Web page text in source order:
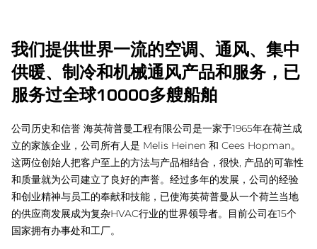
我们提供世界一流的空调、通风、集中
供暖、制冷和机械通风产品和服务，已
服务过全球10000多艘船舶
公司历史和信誉 海英荷普曼工程有限公司是一家于1965年在荷兰成
立的家族企业，公司所有人是 Melis Heinen 和 Cees Hopman。
这两位创始人把客户至上的方法与产品相结合，很快, 产品的可靠性
和质量就为公司建立了良好的声誉。经过多年的发展，公司的经验
和创业精神与员工的奉献和技能，已使海英荷普曼从一个荷兰当地
的供应商发展成为复杂HVAC行业的世界领导者。目前公司在15个
国家拥有办事处和工厂。